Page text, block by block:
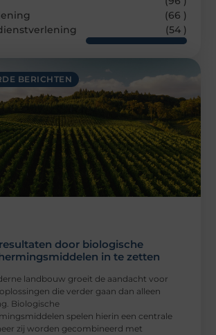
BERICHTEN
door biologische
in te zetten
landbouw groeit de aandacht voor
die verder gaan dan alleen
Biologische
spelen hierin een centrale
zij worden gecombineerd met
(66 )
(54 )